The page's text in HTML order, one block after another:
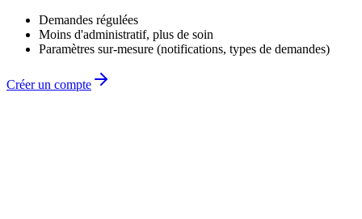
Demandes régulées
Moins d'administratif, plus de soin
Paramètres sur-mesure (notifications, types de demandes)
Créer un compte